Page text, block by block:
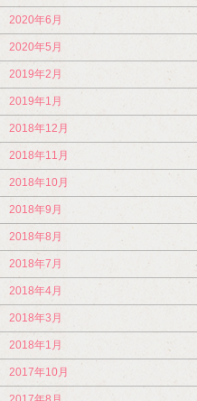
2020年6月
2020年5月
2019年2月
2019年1月
2018年12月
2018年11月
2018年10月
2018年9月
2018年8月
2018年7月
2018年4月
2018年3月
2018年1月
2017年10月